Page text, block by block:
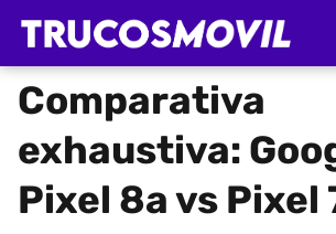
Comparativa
exhaustiva:
Pixel 8a vs Pixel